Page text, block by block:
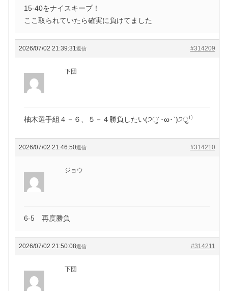
15-40をナイスキープ！
ここ取られていたら確実に負けてました
2026/07/02 21:39:31 #314209
返信
下団
柚木選手組４－６、５－４勝負したい(੭ु´･ω･`)੭ु⁾⁾
2026/07/02 21:46:50 #314210
返信
ジョウ
6-5 再度勝負
2026/07/02 21:50:08 #314211
返信
下団